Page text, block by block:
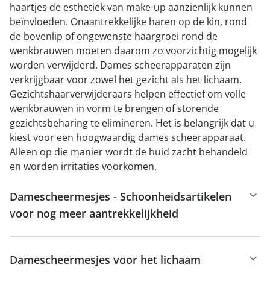
haartjes de esthetiek van make-up aanzienlijk kunnen
beïnvloeden. Onaantrekkelijke haren op de kin, rond
de bovenlip of ongewenste haargroei rond de
wenkbrauwen moeten daarom zo voorzichtig mogelijk
worden verwijderd. Dames scheerapparaten zijn
verkrijgbaar voor zowel het gezicht als het lichaam.
Gezichtshaarverwijderaars helpen effectief om volle
wenkbrauwen in vorm te brengen of storende
gezichtsbeharing te elimineren. Het is belangrijk dat u
kiest voor een hoogwaardig dames scheerapparaat.
Alleen op die manier wordt de huid zacht behandeld
en worden irritaties voorkomen.
Damescheermesjes - Schoonheidsartikelen
voor nog meer aantrekkelijkheid
Damescheermesjes voor het lichaam